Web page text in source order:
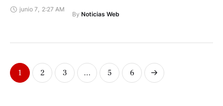
junio 7, 2:27 AM
By Noticias Web
1 2 3 … 5 6